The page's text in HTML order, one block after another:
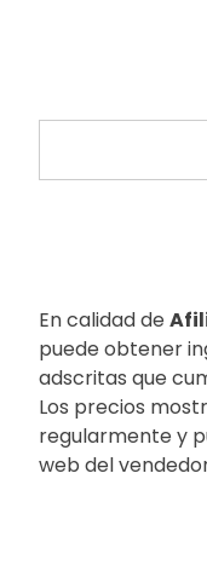
En calidad de
puede obtener
adscritas que
Los precios
regularmente y
web del